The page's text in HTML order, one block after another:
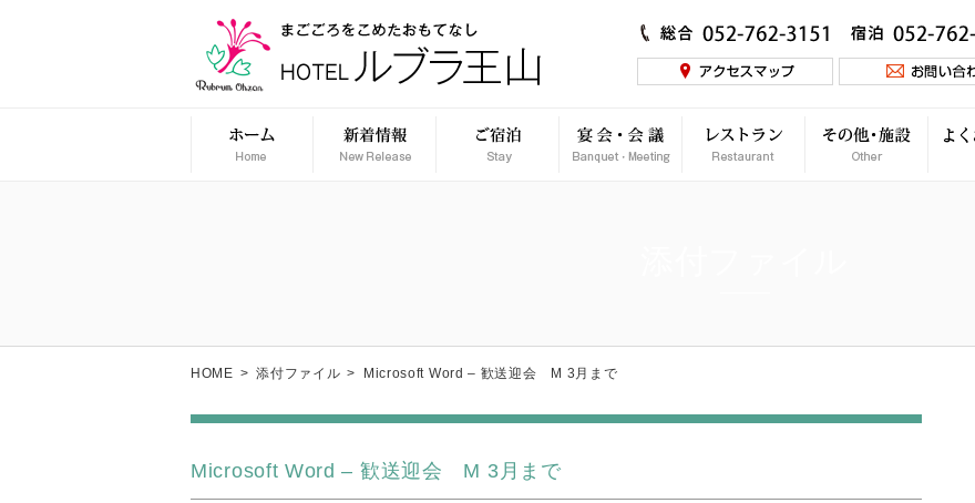
HOME > 添付ファイル > Microsoft Word – 歓送迎会 M 3月まで
Microsoft Word – 歓送迎会 M 3月まで